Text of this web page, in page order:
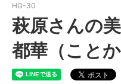
HG-30
萩原さんの
都華（ことか